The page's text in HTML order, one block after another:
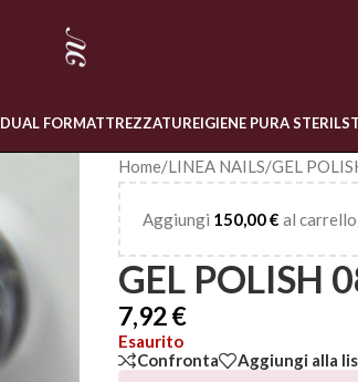
DUAL FORMATTREZZATUREIGIENE PURA STERIL
Home/LINEA NAILS/GEL
Aggiungi 150,00€ al
GEL POLISH
7,92 €
Esaurito
Confronta
Aggiungi alla